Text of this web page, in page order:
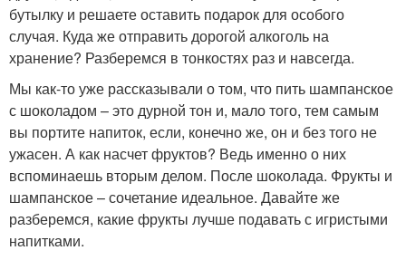
бутылку и решаете оставить подарок для особого
случая. Куда же отправить дорогой алкоголь на
хранение? Разберемся в тонкостях раз и навсегда.
Мы как-то уже рассказывали о том, что пить шампанское
с шоколадом – это дурной тон и, мало того, тем самым
вы портите напиток, если, конечно же, он и без того не
ужасен. А как насчет фруктов? Ведь именно о них
вспоминаешь вторым делом. После шоколада. Фрукты и
шампанское – сочетание идеальное. Давайте же
разберемся, какие фрукты лучше подавать с игристыми
напитками.